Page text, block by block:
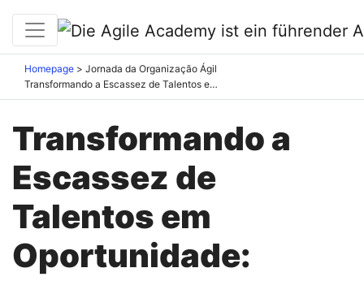
Homepage
Jornada da Organização Ágil
Transformando a Escassez de Talentos em Oportunidade: Como a IA Está Revolucionando a Sua Força de Trabalho
Transformando a
Escassez de
Talentos em
Oportunidade: